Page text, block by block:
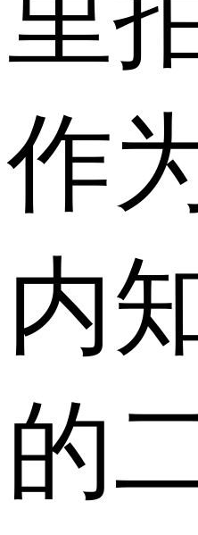
作
内
的